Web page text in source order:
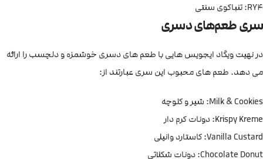
RY4: تنباکوی سنتی
سری طعم‌های دسری
در نهیت ویگاد ایجویس هایی با طعم های دسری خوشمزه و دلچسب را ارائه
می دهد. طعم های محبوب این سری عبارتند از:
Milk & Cookies: شیر و کلوچه
Krispy Kreme: دونات کرم دار
Vanilla Custard: کاستارد وانیلی
Chocolate Donut: دونات شکلاتی